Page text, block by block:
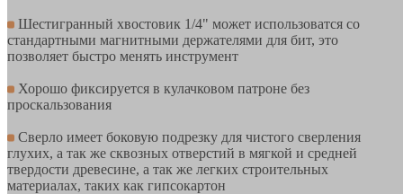
Шестигранный хвостовик 1/4" может использоватся со
стандартными магнитными держателями для бит, это
позволяет быстро менять инструмент
Хорошо фиксируется в кулачковом патроне без
проскальзования
Сверло имеет боковую подрезку для чистого сверления
глухих, а так же сквозных отверстий в мягкой и средней
твердости древесине, а так же легких строительных
материалах, таких как гипсокартон